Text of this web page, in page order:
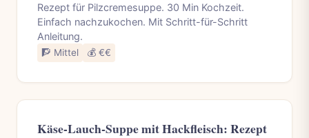
Rezept für Pilzcremesuppe. 30 Min Kochzeit.
Einfach nachzukochen. Mit Schritt-für-Schritt
Anleitung.
🧗 Mittel 💰 €€
Käse-Lauch-Suppe mit Hackfleisch: Rezept